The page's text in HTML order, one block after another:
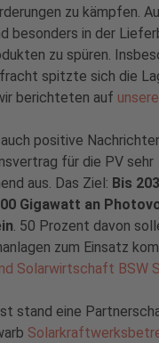
zu kämpfen.
besonders in der
zu spüren.
spitzte sich die
berichteten auf
positive
für die PV sehr
aus. Das Ziel: Bis
Gigawatt an
. 50 Prozent davon
zum Einsatz
Solarwirtschaft BSW
stand eine